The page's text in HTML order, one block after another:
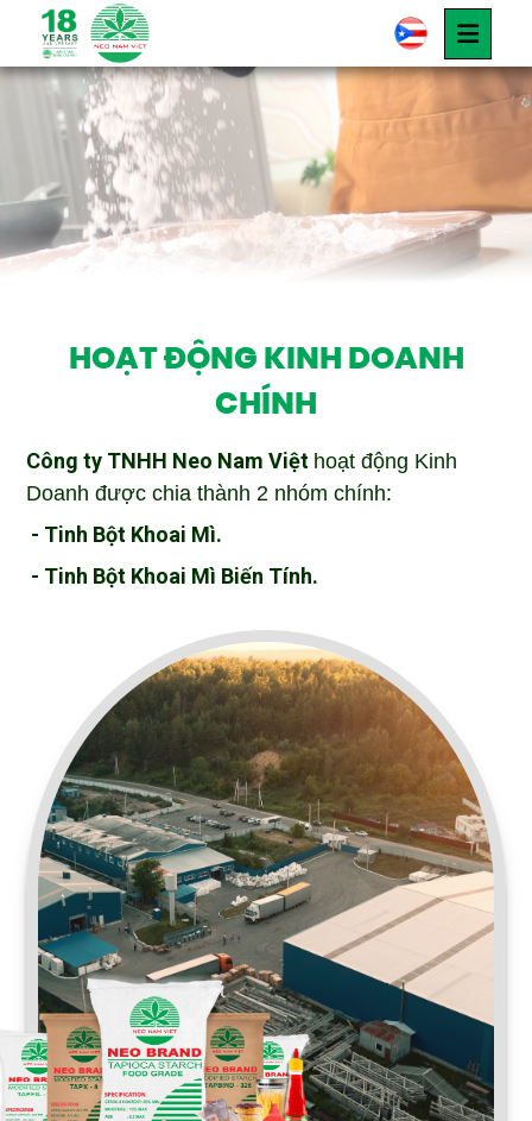
HOẠT ĐỘNG KINH DOANH
CHÍNH
Công ty TNHH Neo Nam Việt hoạt động Kinh
Doanh được chia thành 2 nhóm chính:
- Tinh Bột Khoai Mì.
- Tinh Bột Khoai Mì Biến Tính.